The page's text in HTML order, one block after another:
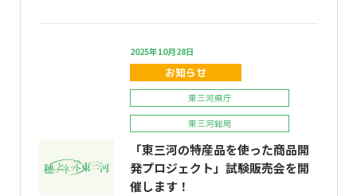
2025年10月28日
お知らせ
東三河県庁
東三河総局
「東三河の特産品を使った商品開
発プロジェクト」試験販売会を開
催します！